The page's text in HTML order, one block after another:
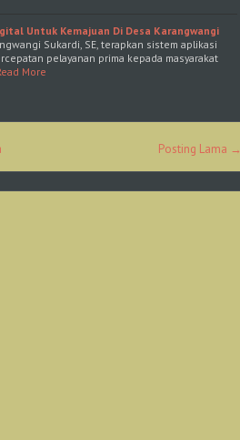
Untuk Kemajuan Di Desa Karangwangi
Sukardi, SE, terapkan sistem aplikasi
pelayanan prima kepada masyarakat
More
Posting Lama →